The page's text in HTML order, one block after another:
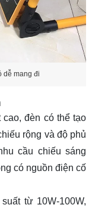
pin được
bao lâu?
thì đầy?
dễ mang đi
đèn có thể tạo
rộng và độ phủ
cầu chiếu sáng
có nguồn điện cố
từ 10W-100W,